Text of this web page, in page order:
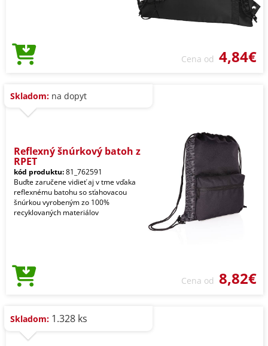
Cena od 4,84€
Skladom: na dopyt
Reflexný šnúrkový batoh z
RPET
kód produktu:81_762591
Buďte zaručene vidieť aj v tme vďaka
reflexnému batohu so sťahovacou
šnúrkou vyrobeným zo 100%
recyklovaných materiálov
Cena od 8,82€
Skladom: 1.328 ks